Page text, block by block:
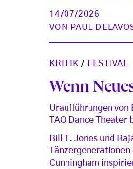
14/07/2026
VON
PAUL
KRITIK / FESTIVAL
Wenn
Uraufführungen von
TAO Dance Theater
Bill T. Jones und
Cunningham